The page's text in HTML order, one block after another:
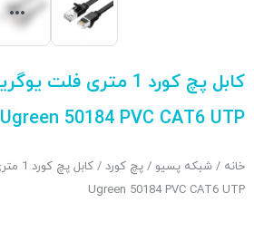
Ugreen 50184 PVC CAT6 UTP
خانه / شبکه پسیو / پچ کورد
Ugreen 50184 PVC CAT6 UTP